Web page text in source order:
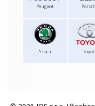
Peugeot
Skoda